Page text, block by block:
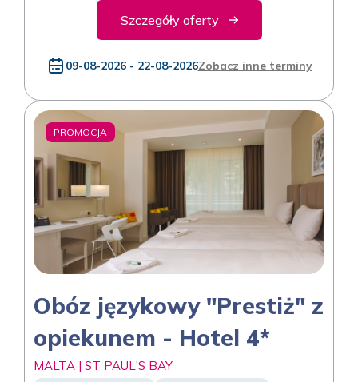
Szczegóły oferty
09-08-2026 - 22-08-2026Zobacz inne terminy
PROMOCJA
Obóz językowy "Prestiż" z
opiekunem - Hotel 4*
MALTA | ST PAUL'S BAY